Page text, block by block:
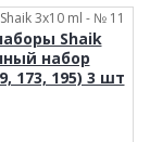
3х10 ml - № 11
Shaik
набор
173, 195) 3 шт